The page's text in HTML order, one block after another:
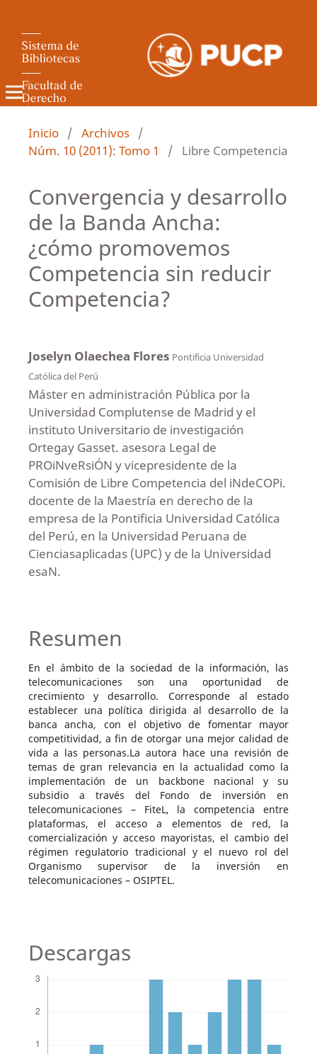
Revista de Derecho Administrativo
Inicio / Archivos /
Núm. 10 (2011): Tomo 1
/ Libre Competencia
Convergencia y desarrollo
de la Banda Ancha:
¿cómo promovemos
Competencia sin reducir
Competencia?
Joselyn Olaechea Flores Pontificia Universidad
Católica del Perú
Máster en administración Pública por la
Universidad Complutense de Madrid y el
instituto Universitario de investigación
Ortegay Gasset. asesora Legal de
PROiNveRsiÓN y vicepresidente de la
Comisión de Libre Competencia del iNdeCOPi.
docente de la Maestría en derecho de la
empresa de la Pontificia Universidad Católica
del Perú, en la Universidad Peruana de
Cienciasaplicadas (UPC) y de la Universidad
esaN.
Resumen
En el ámbito de la sociedad de la información, las
telecomunicaciones son una oportunidad de
crecimiento y desarrollo. Corresponde al estado
establecer una política dirigida al desarrollo de la
banca ancha, con el objetivo de fomentar mayor
competitividad, a fin de otorgar una mejor calidad de
vida a las personas.La autora hace una revisión de
temas de gran relevancia en la actualidad como la
implementación de un backbone nacional y su
subsidio a través del Fondo de inversión en
telecomunicaciones – FiteL, la competencia entre
plataformas, el acceso a elementos de red, la
comercialización y acceso mayoristas, el cambio del
régimen regulatorio tradicional y el nuevo rol del
Organismo supervisor de la inversión en
telecomunicaciones – OSIPTEL.
Descargas